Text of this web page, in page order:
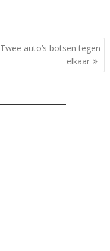
Twee auto’s botsen tegen
elkaar